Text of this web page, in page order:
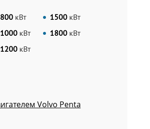
800 кВт
1000 кВт
1200 кВт
1500 кВт
1800 кВт
Volvo Penta